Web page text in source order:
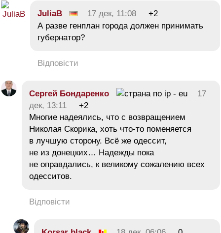
JuliaB 17 дек, 11:08
+2
А разве генплан города должен принимать
губернатор?
Відповісти
Сергей Бондаренко
17
дек, 13:11
+2
Многие надеялись, что с возвращением
Николая Скорика, хоть что-то поменяется
в лучшую сторону. Всё же одессит,
не из донецких… Надежды пока
не оправдались, к великому сожалению всех
одесситов.
Відповісти